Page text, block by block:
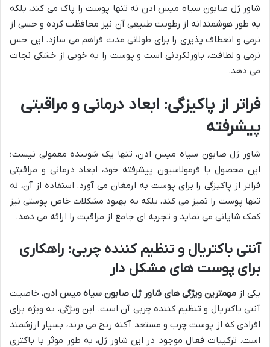
شاور ژل صابون سیاه میس ادن نه تنها پوست را پاک می کند، بلکه
به طور هوشمندانه از رطوبت طبیعی آن نیز محافظت کرده و حسی از
نرمی و انعطاف پذیری را برای طولانی مدت فراهم می سازد. این حس
نرمی و لطافت، باورنکردنی است و پوست را به خوبی از خشکی نجات
می دهد.
فراتر از پاکیزگی: ابعاد درمانی و مراقبتی
پیشرفته
شاور ژل صابون سیاه میس ادن، تنها یک شوینده معمولی نیست؛
این محصول با فرمولاسیون پیشرفته خود، ابعاد درمانی و مراقبتی
فراتر از پاکیزگی را برای پوست به ارمغان می آورد. استفاده از آن، نه
تنها پوست را تمیز می کند، بلکه به بهبود مشکلات خاص پوستی نیز
کمک شایانی می نماید و تجربه ای جامع از مراقبت را ارائه می دهد.
آنتی باکتریال و تنظیم کننده چربی: راهکاری
برای پوست های مشکل دار
یکی ازمهمترین ویژگی های شاور ژل صابون سیاه میس ادن، خاصیت
آنتی باکتریال و تنظیم کننده چربی آن است. این ویژگی، به ویژه برای
افرادی که از پوست چرب و مستعد آکنه رنج می برند، بسیار ارزشمند
است. ترکیبات فعال موجود در این شاور ژل، به طور موثر با باکتری